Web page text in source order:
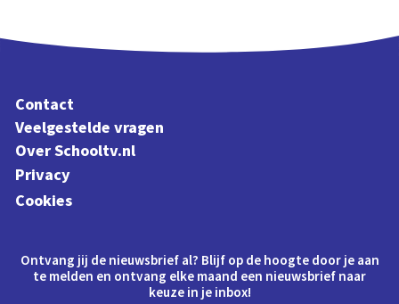
Contact
Veelgestelde vragen
Over Schooltv.nl
Privacy
Cookies
Ontvang jij de nieuwsbrief al? Blijf op de hoogte door je aan
te melden en ontvang elke maand een nieuwsbrief naar
keuze in je inbox!